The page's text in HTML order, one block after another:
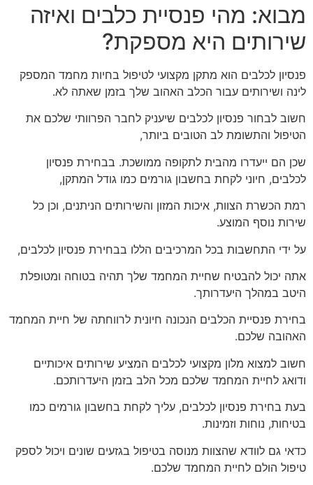
מבוא: מהי פנסיית כלבים ואיזה
שירותים היא מספקת?
פנסיון לכלבים הוא מתקן מקצועי לטיפול בחיות מחמד המספק
לינה ושירותים עבור הכלב האהוב שלך בזמן שאתה לא.
חשוב לבחור פנסיון לכלבים שיעניק לחבר הפרוותי שלכם את
הטיפול והתשומת לב הטובים ביותר,
שכן הם ייעדרו מהבית לתקופה ממושכת. בבחירת פנסיון
לכלבים, חיוני לקחת בחשבון גורמים כמו גודל המתקן,
רמת הכשרת הצוות, איכות המזון והשירותים הניתנים, וכן כל
שירות נוסף המוצע.
על ידי התחשבות בכל המרכיבים הללו בבחירת פנסיון לכלבים,
אתה יכול להבטיח שחיית המחמד שלך תהיה בטוחה ומטופלת
היטב במהלך היעדרותך.
בחירת פנסיית הכלבים הנכונה חיונית לרווחתה של חיית המחמד
האהובה שלכם.
חשוב למצוא מלון מקצועי לכלבים המציע שירותים איכותיים
ודואג לחיית המחמד שלכם מכל הלב בזמן היעדרותכם.
בעת בחירת פנסיון לכלבים, עליך לקחת בחשבון גורמים כמו
בטיחות, נוחות וזמינות.
כדאי גם לוודא שהצוות מנוסה בטיפול בגזעים שונים ויכול לספק
טיפול הולם לחיית המחמד שלכם.